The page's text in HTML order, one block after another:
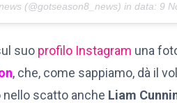
(@gotseason8_news) in data: 9
suo profilo Instagram una
, che, come sappiamo, dà il
nello scatto anche Liam